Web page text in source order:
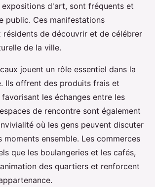
expositions d'art, sont fréquents et
public. Ces manifestations
résidents de découvrir et de célébrer
de la ville.
jouent un rôle essentiel dans la
Ils offrent des produits frais et
les échanges entre les
de rencontre sont également
où les gens peuvent discuter
ensemble. Les commerces
que les boulangeries et les cafés,
des quartiers et renforcent